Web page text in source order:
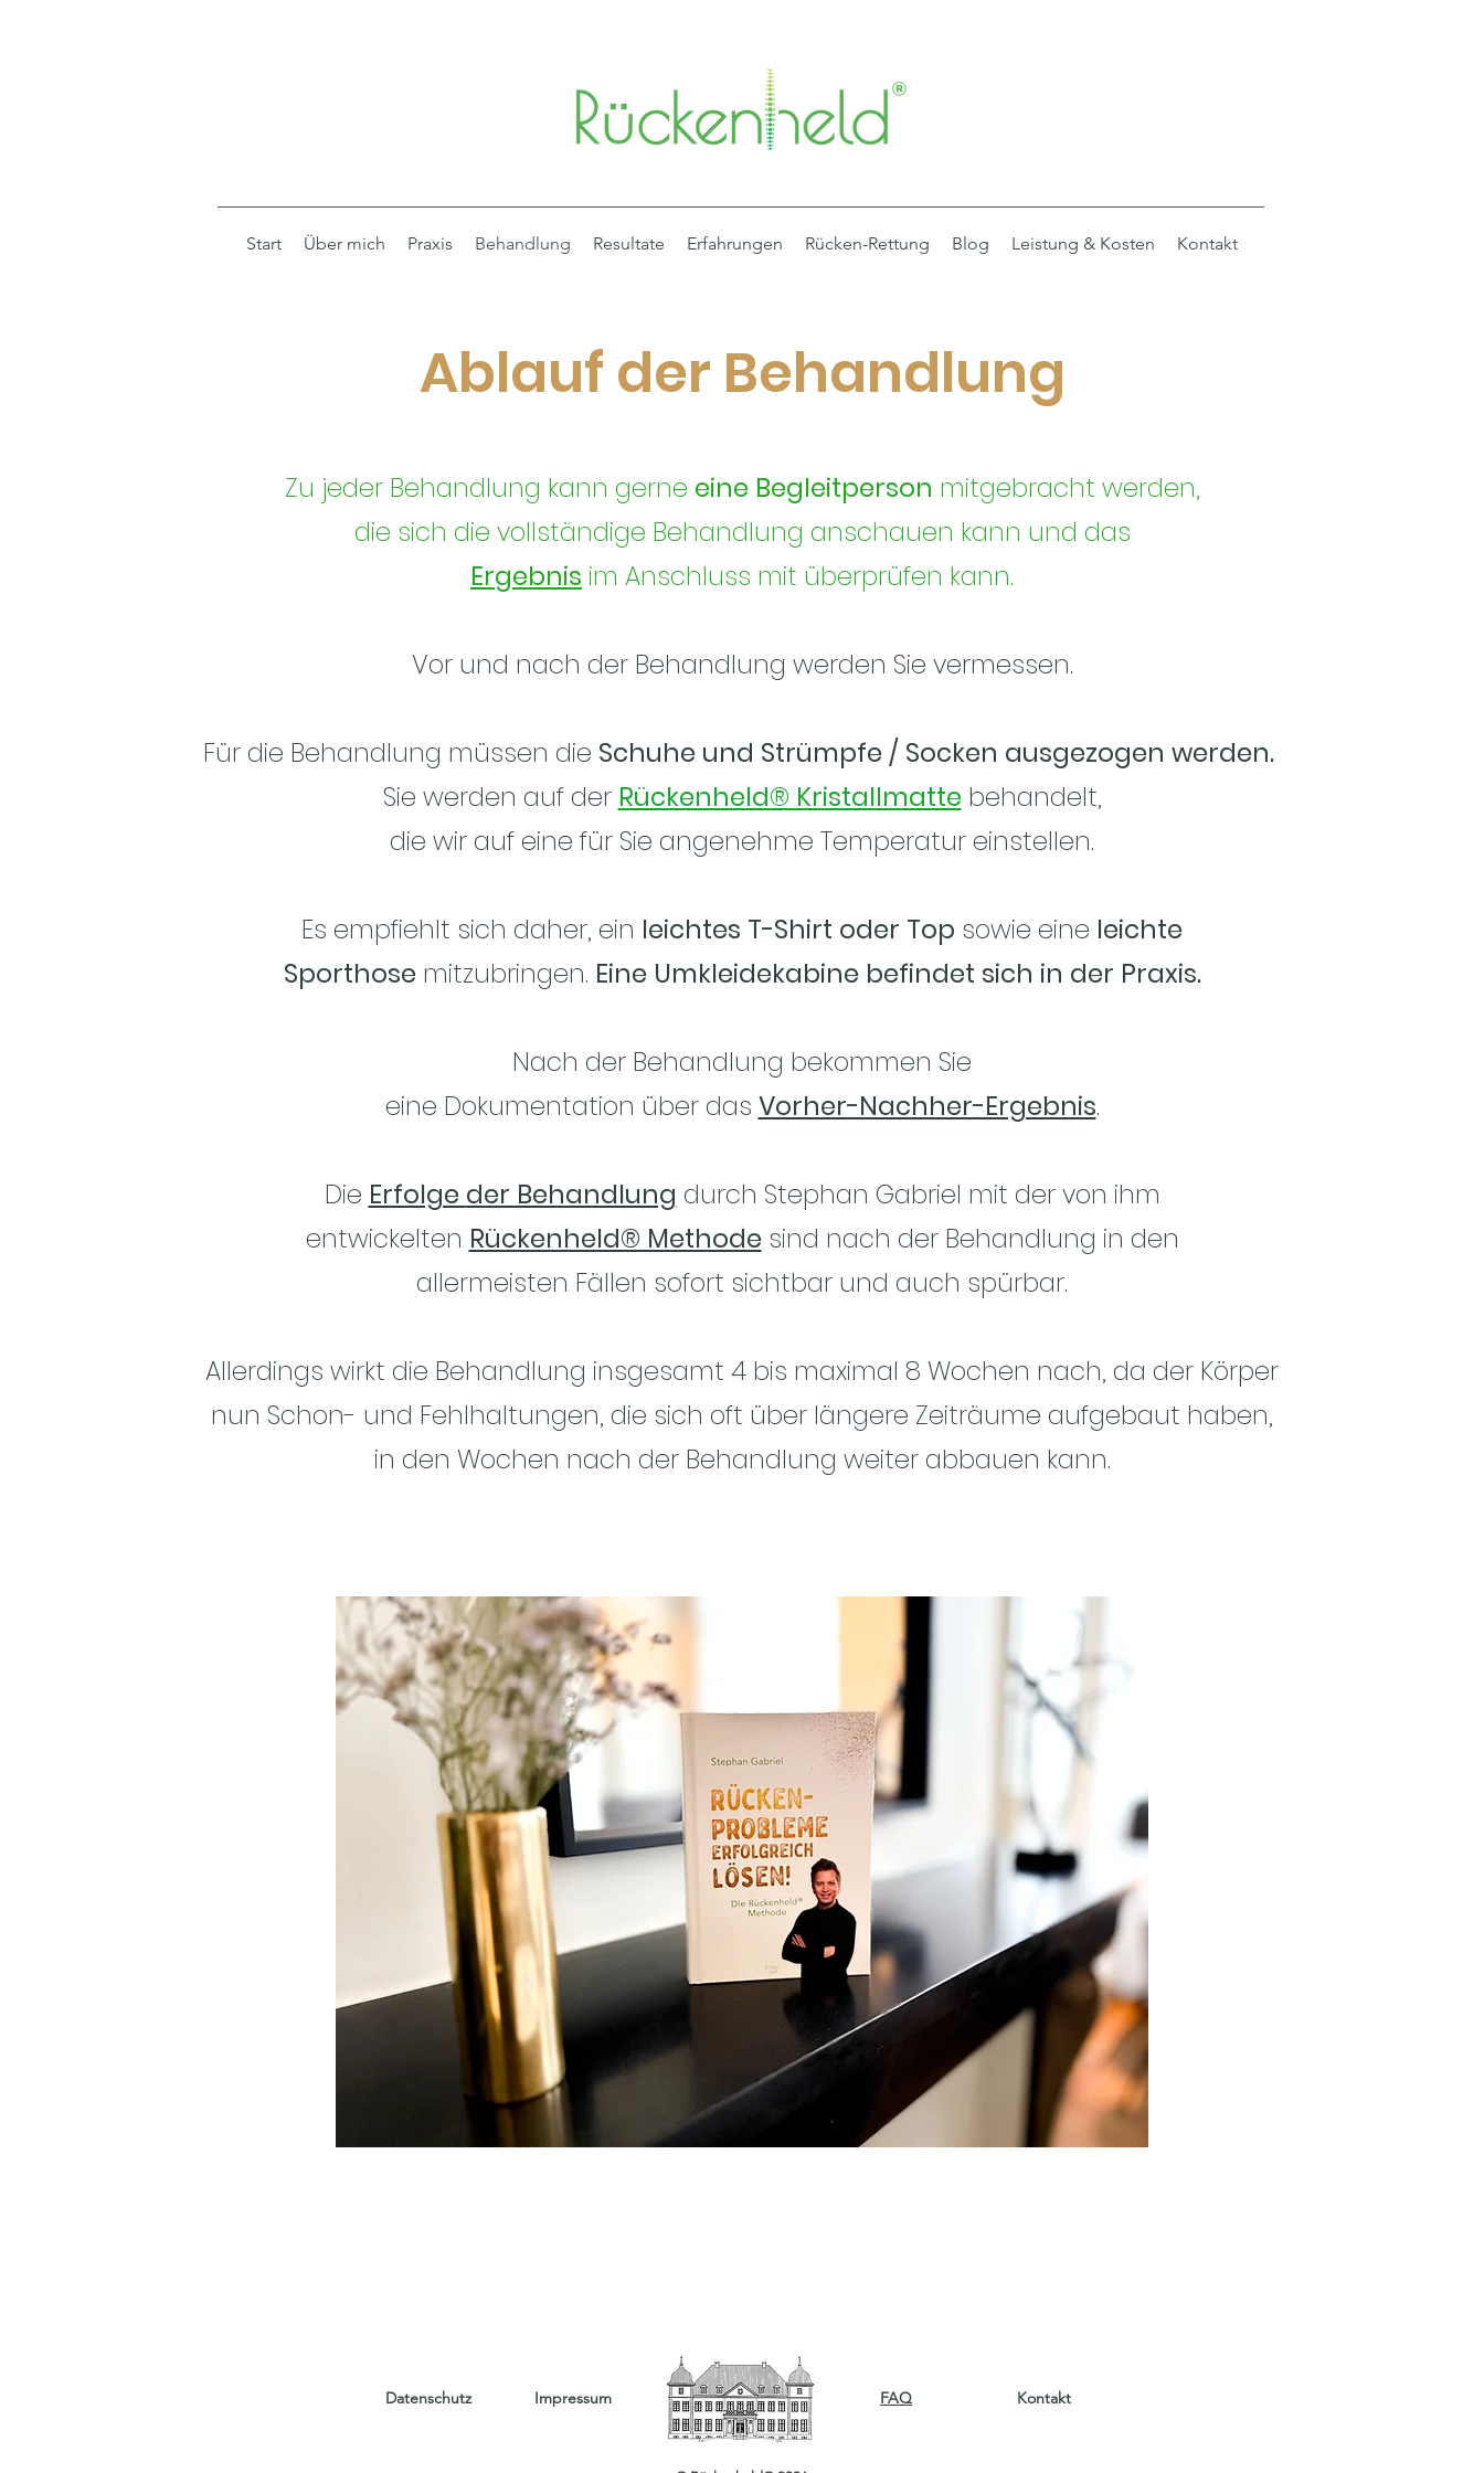
Start Über mich Praxis Behandlung Resultate Erfahrungen Rücken-Rettung Blog Leistung & Kosten Kontakt
Ablauf der Behandlung
Zu jeder Behandlung kann gerne eine Begleitperson mitgebracht werden,
die sich die vollständige Behandlung anschauen kann und das
Ergebnis im Anschluss mit überprüfen kann.
Vor und nach der Behandlung werden Sie vermessen.
Für die Behandlung müssen die Schuhe und Strümpfe / Socken ausgezogen werden.
Sie werden auf der Rückenheld® Kristallmatte behandelt,
die wir auf eine für Sie angenehme Temperatur einstellen.
Es empfiehlt sich daher, ein leichtes T-Shirt oder Top sowie eine leichte
Sporthose mitzubringen. Eine Umkleidekabine befindet sich in der Praxis.
Nach der Behandlung bekommen Sie
eine Dokumentation über das Vorher-Nachher-Ergebnis.
Die Erfolge der Behandlung durch Stephan Gabriel mit der von ihm
entwickelten Rückenheld® Methode sind nach der Behandlung in den
allermeisten Fällen sofort sichtbar und auch spürbar.
Allerdings wirkt die Behandlung insgesamt 4 bis maximal 8 Wochen nach, da der Körper
nun Schon- und Fehlhaltungen, die sich oft über längere Zeiträume aufgebaut haben,
in den Wochen nach der Behandlung weiter abbauen kann.
Datenschutz Impressum FAQ Kontakt